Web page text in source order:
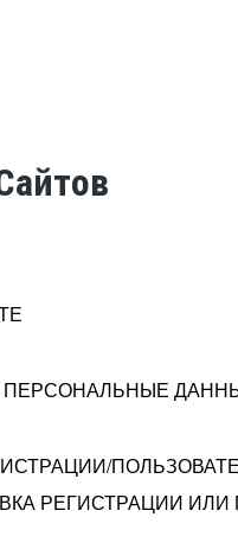
ПЕРСОНАЛЬНЫЕ
РЕГИСТРАЦИИ ИЛИ